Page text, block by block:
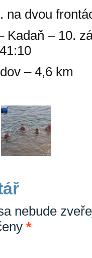
na dvou
Kadaň – 10.
– 4,6 km
nebude
*